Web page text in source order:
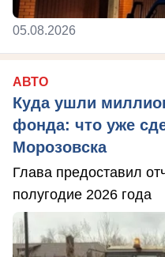
05.08.2026
АВТО
Куда ушли
фонда: что уже
Морозовска
Глава предоставил
полугодие 2026 года